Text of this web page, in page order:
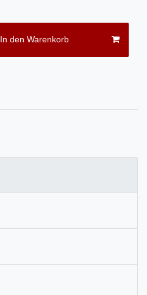
In den Warenkorb